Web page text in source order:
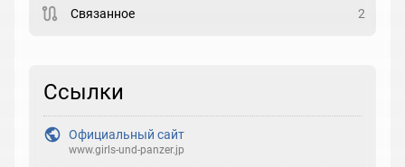
Рейтинг
Выберите реакцию
Связанное 2
Ссылки
Официальный сайт
www.girls-und-panzer.jp